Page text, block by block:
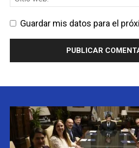
Guardar mis datos para el